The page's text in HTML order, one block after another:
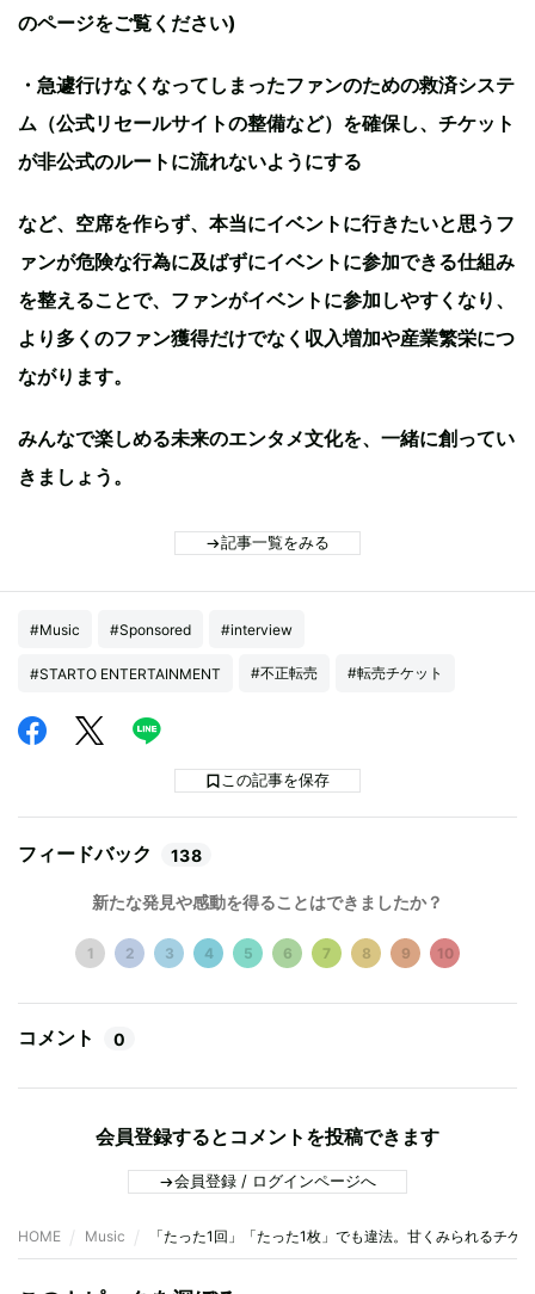
のページをご覧ください)
・急遽行けなくなってしまったファンのための救済システ
ム（公式リセールサイトの整備など）を確保し、チケット
が非公式のルートに流れないようにする
など、空席を作らず、本当にイベントに行きたいと思うフ
ァンが危険な行為に及ばずにイベントに参加できる仕組み
を整えることで、ファンがイベントに参加しやすくなり、
より多くのファン獲得だけでなく収入増加や産業繁栄につ
ながります。
みんなで楽しめる未来のエンタメ文化を、一緒に創ってい
きましょう。
記事一覧をみる
#Music #Sponsored #interview
#STARTO ENTERTAINMENT #不正転売 #転売チケット
この記事を保存
フィードバック 138
新たな発見や感動を得ることはできましたか？
1 2 3 4 5 6 7 8 9 10
コメント 0
会員登録するとコメントを投稿できます
会員登録 / ログインページへ
HOME Music 「たった1回」「たった1枚」でも違法。甘くみられるチケ